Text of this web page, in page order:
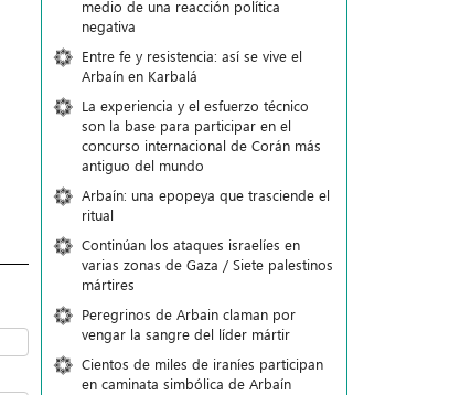
medio de una reacción política
negativa
Entre fe y resistencia: así se vive el
Arbaín en Karbalá
La experiencia y el esfuerzo técnico
son la base para participar en el
concurso internacional de Corán más
antiguo del mundo
Arbaín: una epopeya que trasciende el
ritual
Continúan los ataques israelíes en
varias zonas de Gaza / Siete palestinos
mártires
Peregrinos de Arbain claman por
vengar la sangre del líder mártir
Cientos de miles de iraníes participan
en caminata simbólica de Arbaín